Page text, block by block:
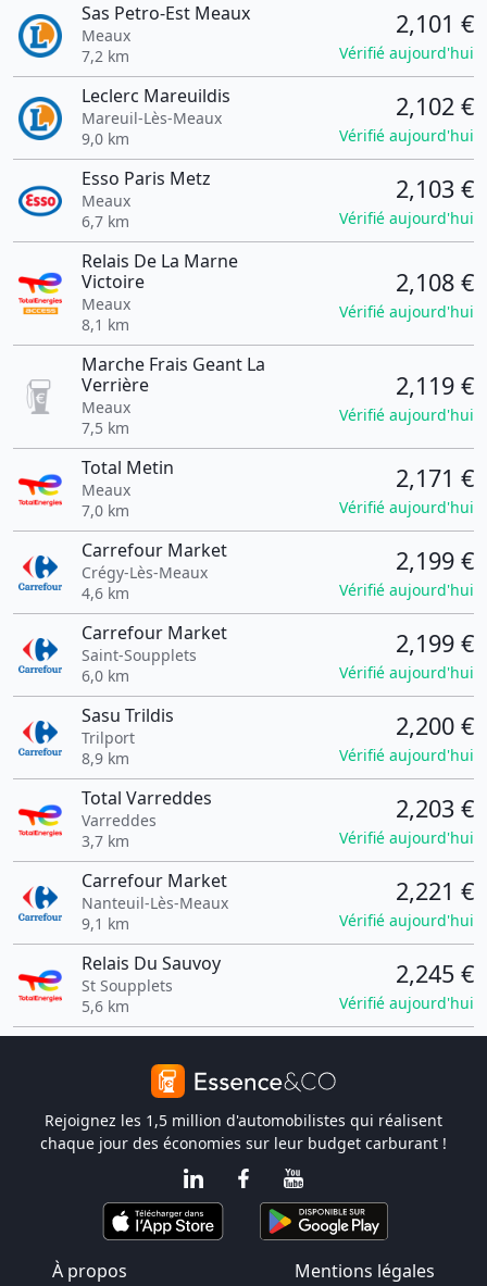
Sas Petro-Est Meaux
Meaux
7,2 km
2,101 €
Vérifié aujourd'hui
Leclerc Mareuildis
Mareuil-Lès-Meaux
9,0 km
2,102 €
Vérifié aujourd'hui
Esso Paris Metz
Meaux
6,7 km
2,103 €
Vérifié aujourd'hui
Relais De La Marne
Victoire
Meaux
8,1 km
2,108 €
Vérifié aujourd'hui
Marche Frais Geant La
Verrière
Meaux
7,5 km
2,119 €
Vérifié aujourd'hui
Total Metin
Meaux
7,0 km
2,171 €
Vérifié aujourd'hui
Carrefour Market
Crégy-Lès-Meaux
4,6 km
2,199 €
Vérifié aujourd'hui
Carrefour Market
Saint-Soupplets
6,0 km
2,199 €
Vérifié aujourd'hui
Sasu Trildis
Trilport
8,9 km
2,200 €
Vérifié aujourd'hui
Total Varreddes
Varreddes
3,7 km
2,203 €
Vérifié aujourd'hui
Carrefour Market
Nanteuil-Lès-Meaux
9,1 km
2,221 €
Vérifié aujourd'hui
Relais Du Sauvoy
St Soupplets
5,6 km
2,245 €
Vérifié aujourd'hui
Rejoignez les 1,5 million d'automobilistes qui réalisent
chaque jour des économies sur leur budget carburant !
À propos Mentions légales